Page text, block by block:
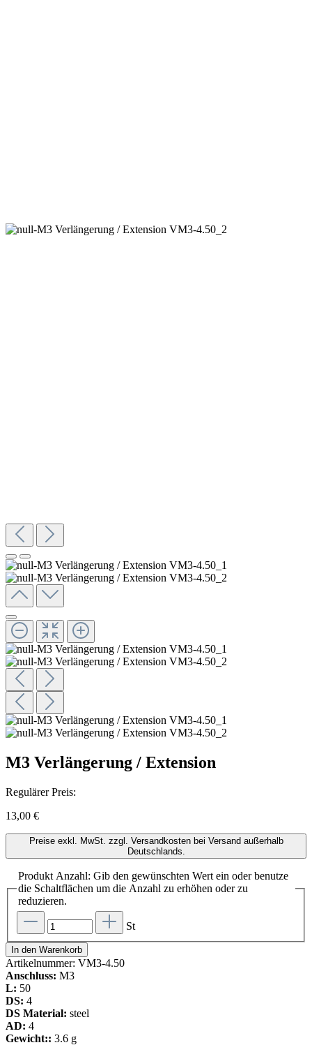
M3 Verlängerung / Extension
Regulärer Preis:
13,00 €
Preise exkl. MwSt. zzgl. Versandkosten bei Versand außerhalb
Deutschlands.
Produkt Anzahl: Gib den gewünschten Wert ein oder benutze
die Schaltflächen um die Anzahl zu erhöhen oder zu
reduzieren.
St
In den Warenkorb
Artikelnummer: VM3-4.50
Anschluss: M3
L: 50
DS: 4
DS Material: steel
AD: 4
Gewicht:: 3.6 g